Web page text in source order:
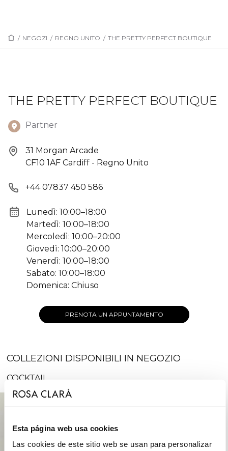
Esta página web usa cookies
Las cookies de este sitio web se usan para personalizar
/ NEGOZI / REGNO UNITO / THE PRETTY PERFECT BOUTIQUE
THE PRETTY PERFECT BOUTIQUE
Partner
31 Morgan Arcade
CF10 1AF Cardiff - Regno Unito
+44 07837 450 586
Lunedì: 10:00–18:00
Martedì: 10:00–18:00
Mercoledì: 10:00–20:00
Giovedì: 10:00–20:00
Venerdì: 10:00–18:00
Sabato: 10:00–18:00
Domenica: Chiuso
PRENOTA UN APPUNTAMENTO
COLLEZIONI DISPONIBILI IN NEGOZIO
COCKTAIL